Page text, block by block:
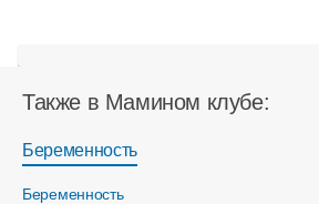
Также в Мамином клубе:
Беременность
Беременность